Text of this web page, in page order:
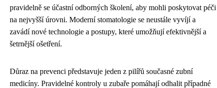
pravidelně se účastní odborných školení, aby mohli poskytovat péči
na nejvyšší úrovni. Moderní stomatologie se neustále vyvíjí a
zavádí nové technologie a postupy, které umožňují efektivnější a
šetrnější ošetření.
Důraz na prevenci představuje jeden z pilířů současné zubní
medicíny. Pravidelné kontroly u zubaře pomáhají odhalit případné